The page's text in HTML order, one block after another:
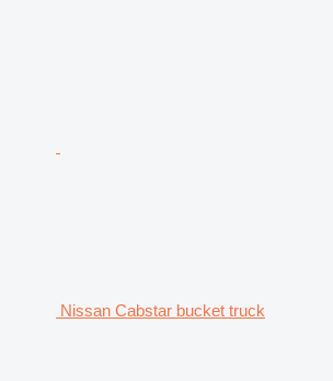
Nissan Cabstar bucket truck